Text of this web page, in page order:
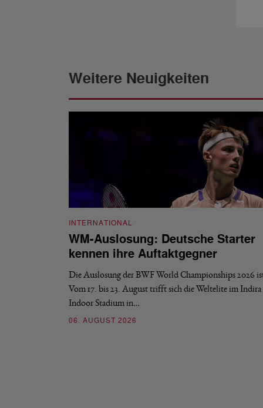
Weitere Neuigkeiten
INTERNATIONAL
WM-Auslosung: Deutsche Starter
kennen ihre Auftaktgegner
Die Auslosung der BWF World Championships 2026
Vom 17. bis 23. August trifft sich die Weltelite im
Indoor Stadium in…
06. AUGUST 2026